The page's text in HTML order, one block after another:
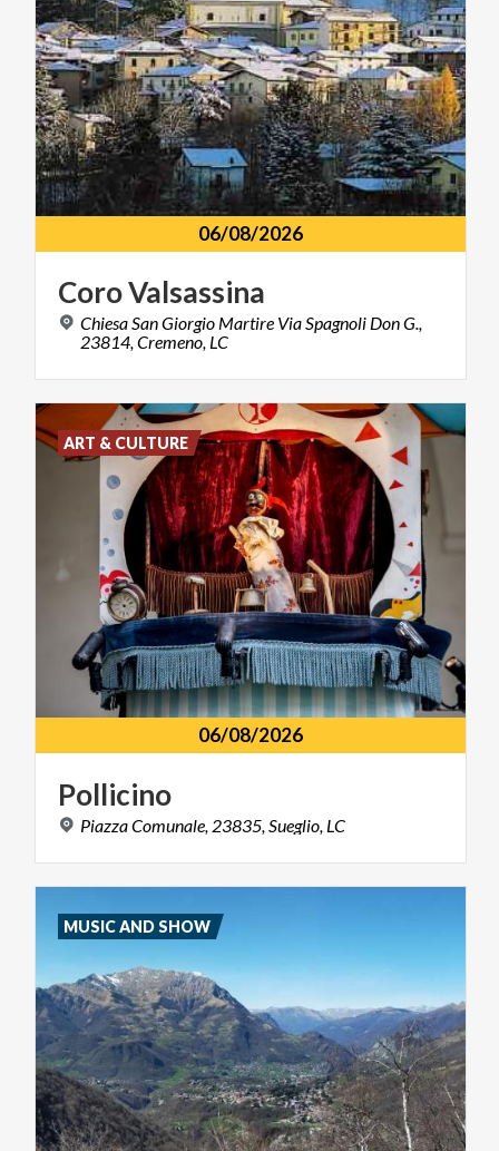
06/08/2026
CoroValsassina
Chiesa San Giorgio Martire Via Spagnoli Don G.,
23814, Cremeno, LC
06/08/2026
Pollicino
PiazzaComunale, 23835, Sueglio, LC
ART & CULTURE
MUSIC AND SHOW